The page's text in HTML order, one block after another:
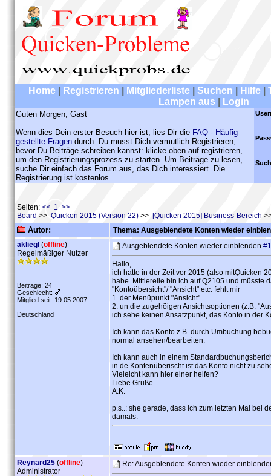
Home Registrieren Mitgliederliste Suchen Hilfe
Lampen aus
Login
Guten Morgen, Gast
Wenn dies Dein erster Besuch hier ist, lies Dir die FAQ - Häufig
gestellte Fragen durch. Du musst Dich vermutlich Registrieren,
bevor Du Beiträge schreiben kannst: klicke oben auf registrieren,
um den Registrierungsprozess zu starten. Um Beiträge zu lesen,
suche Dir einfach das Forum aus, das Dich interessiert. Die
Registrierung ist kostenlos.
Seiten: << 1 >>
Board >> Quicken 2015 (Version 22) >> [Quicken 2015] Business-Bereich
Autor:
Thema: Ausgeblendete Konten wieder
akliegl (offline)
Regelmäßiger Nutzer
Beiträge: 24
Geschlecht:
Mitglied seit: 19.05.2007
Deutschland
Ausgeblendete Konten wieder einblenden #1
Hallo,
ich hatte in der Zeit vor 2015 (also mitQuicken
habe. Mittlereile bin ich auf Q2105 und müsste
"Kontoübersicht"/ "Ansicht" etc. fehlt mir
1. der Menüpunkt "Ansicht"
2. un die zugehöigen Ansichtsoptionen (z.B.
ich sehe keinen Ansatzpunkt, das Konto in der
Ich kann das Konto z.B. durch Umbuchung
normal ansehen/bearbeiten.
Ich kann auch in einem
in de Kontenüberischt ist das Konto nicht zu
Vieleicht kann hier einer helfen?
Liebe Grüße
A.K.
p.s..: she gerade, dass ich zum letzten Mal bei
damals.
Reynard25 (offline)
Administrator
Re: Ausgeblendete Konten wieder